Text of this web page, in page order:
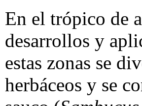
En el trópico de
desarrollos y
estas zonas se
herbáceos y se